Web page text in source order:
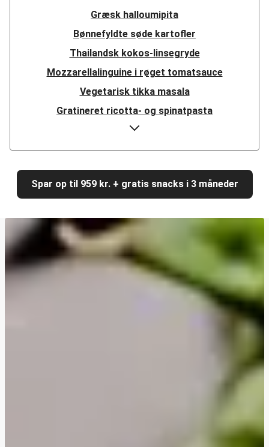
Græsk halloumipita
Bønnefyldte søde kartofler
Thailandsk kokos-linsegryde
Mozzarellalinguine i røget tomatsauce
Vegetarisk tikka masala
Gratineret ricotta- og spinatpasta
Hurtig mexicansk linsegryde
Girasoli i cremet paprikasauce
Græsk halloumisalat
Krydret linse-dhal
Cajunpaneret halloumi
Hurtig misostegt svampegirasoli med kylling
Shawarma med veggiestykker og zucchini
'Cheesy' grøntsagslasagne
Hurtig misostegt svampegirasoli
Middelhavsinspireret gedeost-orzo med kylling
Spar op til 959 kr. + gratis snacks i 3 måneder